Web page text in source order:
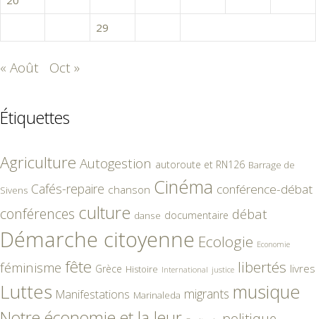
29
« Août Oct »
Étiquettes
Agriculture Autogestion autoroute et RN126 Barrage de
Sivens Cafés-repaire chanson Cinéma conférence-débat
conférences culture danse documentaire débat
Démarche citoyenne Ecologie Economie
féminisme fête Grèce Histoire International justice libertés livres
Luttes Manifestations Marinaleda migrants musique